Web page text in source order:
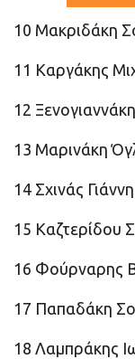
10 Μακριδάκη
11 Καργάκης
12
13 Μαρινάκη
14 Σχινάς
15 Καζτερίδου
16 Φούρναρης
17 Παπαδάκη
18 Λαμπράκης